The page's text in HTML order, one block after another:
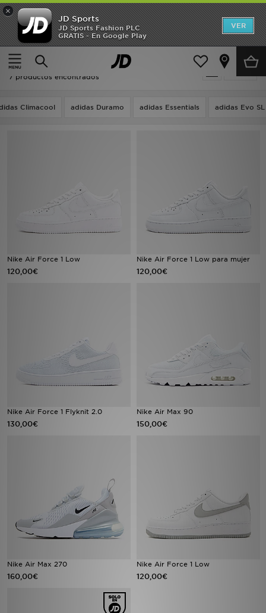
×
JD Sports
JD Sports Fashion PLC
GRATIS - En Google Play
VER
Página principal
Hombre Calzado de hombre
Blanco Calzado de hombre - Nike Air
7 productos encontrados
Climacool adidas Duramo adidas Essentials adidas Evo SL
Nike Air Force 1 Low
120,00€
Nike Air Force 1 Low para mujer
120,00€
Nike Air Force 1 Flyknit 2.0
130,00€
Nike Air Max 90
150,00€
Nike Air Max 270
160,00€
Nike Air Force 1 Low
120,00€
Hombre
Mujer
Niños
JD Fútbol